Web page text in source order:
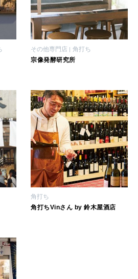
自分を耕す
いい人生って？
おいしく遊ぶ、夏のご褒美旅。」
『お茶の時間です。』
ルが 教えてくれた 本当の歩き方。」
ンドが生まれる 新しい一流店へ。」
をつくる、学びの教科書。」
MOOK
その他専門店 角打ち
宗像発酵研究所
角打ち
角打ちVinさん by 鈴木屋酒店